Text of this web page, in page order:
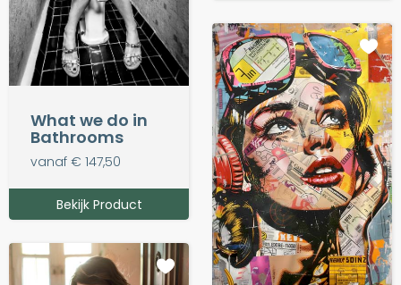
What we do in
Bathrooms
vanaf € 147,50
Bekijk Product